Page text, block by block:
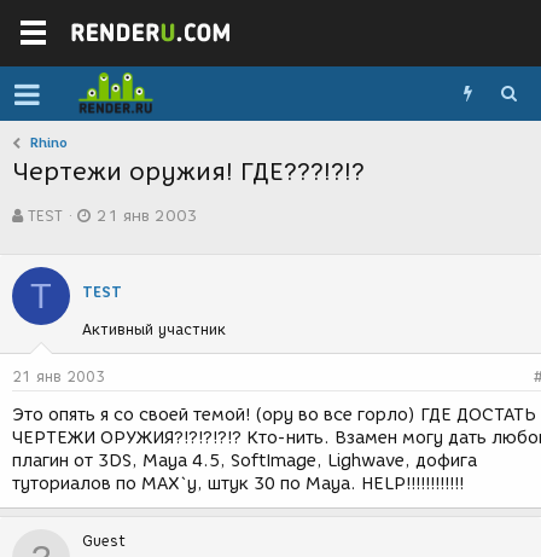
Rhino
Чертежи оружия! ГДЕ???!?!?
в
о
р
е
м
ы
TEST
а
с
з
д
а
и
я
21 янв 2003
T TEST
Активный участник
21 янв 2003
Это опять я со своей темой! (ору во все горло) ГДЕ ДОСТАТЬ
ЧЕРТЕЖИ ОРУЖИЯ?!?!?!?!? Кто-нить. Взамен могу дать
плагин от 3DS, Maya 4.5, SoftImage, Lighwave, дофига
туториалов по MAX`у, штук 30 по Maya. HELP!!!!!!!!!!!!
Guest